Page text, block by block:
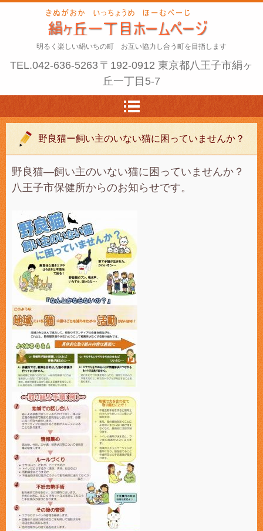
明るく楽しい絹いちの町 お互い協力し合う町を目指します
TEL.042-636-5263 〒192-0912 東京都八王子市絹ヶ
丘一丁目5-7
野良猫ー飼い主のいない猫に困っていませんか？
野良猫―飼い主のいない猫に困っていませんか？
八王子市保健所からのお知らせです。